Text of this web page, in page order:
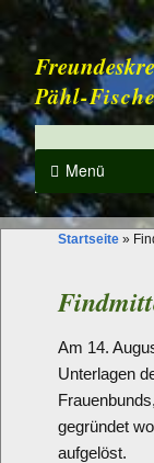
Pähl-
Menü
Startseite »
Am 14.
Unterlagen
gegründet
aufgelöst.